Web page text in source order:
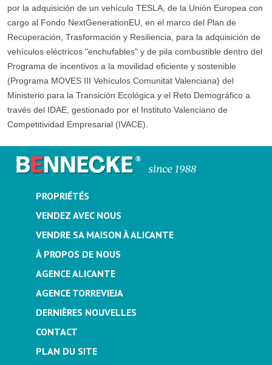
por la adquisición de un vehículo TESLA, de la Unión Europea con
cargo al Fondo NextGenerationEU, en el marco del Plan de
Recuperación, Trasformación y Resiliencia, para la adquisición de
vehículos eléctricos "enchufables" y de pila combustible dentro del
Programa de incentivos a la movilidad eficiente y sostenible
(Programa MOVES III Vehículos Comunitat Valenciana) del
Ministerio para la Transición Ecológica y el Reto Demográfico a
través del IDAE, gestionado por el Instituto Valenciano de
Competitividad Empresarial (IVACE).
PROPRIÉTÉS
VENDEZ AVEC NOUS
VENDRE SA MAISON À ALICANTE
À PROPOS DE NOUS
AGENCE ALICANTE
AGENCE TORREVIEJA
DERNIÈRES NOUVELLES
CONTACT
PLAN DU SITE